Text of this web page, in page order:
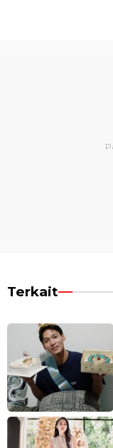
Terkait